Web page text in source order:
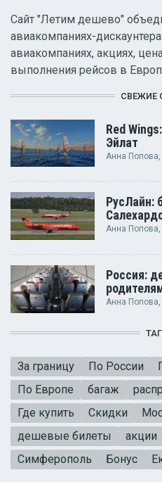
Сайт "Летим дешево"
авиакомпаниях-
авиакомпаниях, акциях,
выполнения рейсов в
СВЕЖИЕ
Red
Эйлат
Анна Попова
РусЛайн:
Анна Попова
Россия:
Анна Попова
За границу По России
По Европе
багаж
Где купить
Скидки
дешевые билеты
акции
Симферополь
Бонус